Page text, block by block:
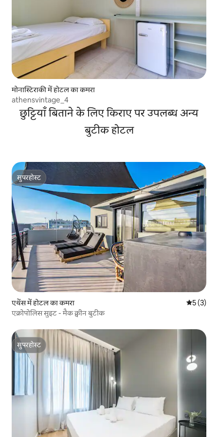
मोनास्टिराकी में होटल का कमरा
athensvintage_4
छुट्टियाँ बिताने के लिए किराए पर उपलब्ध अन्य
बुटीक होटल
सुपरहोस्ट
सुपरहोस्ट
एथेंस में होटल का कमरा औसत रेटिंग
5 (3)
एक्रोपोलिस सुइट - मैक क्वीन बुटीक
सुपरहोस्ट
सुपरहोस्ट